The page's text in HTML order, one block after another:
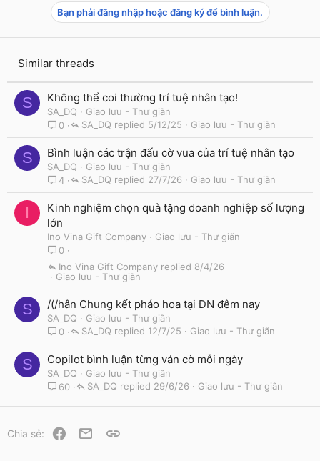
Bạn phải đăng nhập hoặc đăng ký để bình luận.
Similar threads
S Không thể coi thường trí tuệ nhân tạo!
SA_DQ
Giao lưu - Thư giãn
0
Giao lưu - Thư giãn
5/12/25
SA_DQ
S Bình luận các trận đấu cờ vua của trí tuệ nhân tạo
SA_DQ
Giao lưu - Thư giãn
4
Giao lưu - Thư giãn
27/7/26
SA_DQ
I
Kinh nghiệm chọn quà tặng doanh nghiệp số lượng
lớn
Ino Vina Gift Company
Giao lưu - Thư giãn
0
Giao lưu - Thư giãn
8/4/26
Ino Vina Gift Company
S /(/hân Chung kết pháo hoa tại ĐN đêm nay
SA_DQ
Giao lưu - Thư giãn
0
Giao lưu - Thư giãn
12/7/25
SA_DQ
S Copilot bình luận từng ván cờ mỗi ngày
SA_DQ
Giao lưu - Thư giãn
60
Giao lưu - Thư giãn
29/6/26
SA_DQ
Chia sẻ: Facebook
Email